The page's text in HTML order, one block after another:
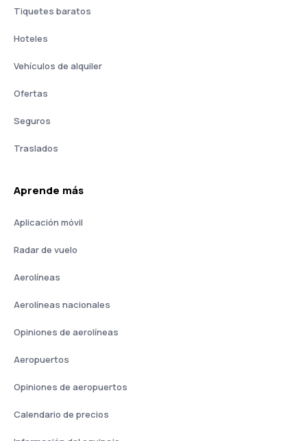
Tiquetes baratos
Hoteles
Vehículos de alquiler
Ofertas
Seguros
Traslados
Aprende más
Aplicación móvil
Radar de vuelo
Aerolíneas
Aerolíneas nacionales
Opiniones de aerolíneas
Aeropuertos
Opiniones de aeropuertos
Calendario de precios